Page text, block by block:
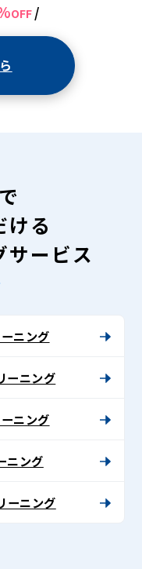
OFF /
ける
サービス
ニング
ーニング
ニング
ニング
ーニング